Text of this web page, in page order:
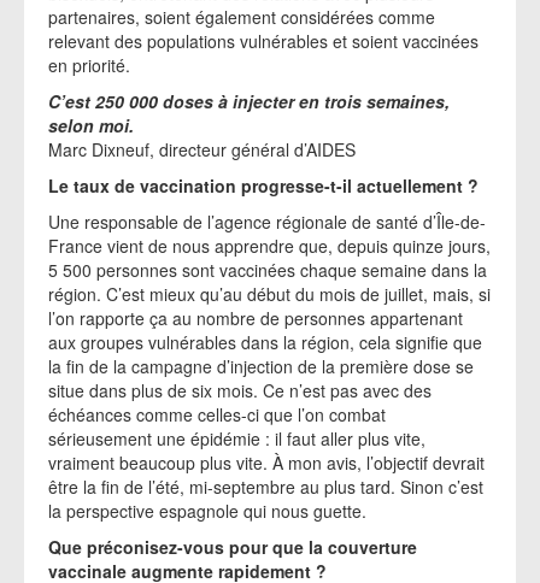
partenaires, soient également considérées comme
relevant des populations vulnérables et soient vaccinées
en priorité.
C’est 250 000 doses à injecter en trois semaines,
selon moi.
Marc Dixneuf, directeur général d’AIDES
Le taux de vaccination progresse-t-il actuellement ?
Une responsable de l’agence régionale de santé d’Île-de-
France vient de nous apprendre que, depuis quinze jours,
5 500 personnes sont vaccinées chaque semaine dans la
région. C’est mieux qu’au début du mois de juillet, mais, si
l’on rapporte ça au nombre de personnes appartenant
aux groupes vulnérables dans la région, cela signifie que
la fin de la campagne d’injection de la première dose se
situe dans plus de six mois. Ce n’est pas avec des
échéances comme celles-ci que l’on combat
sérieusement une épidémie : il faut aller plus vite,
vraiment beaucoup plus vite. À mon avis, l’objectif devrait
être la fin de l’été, mi-septembre au plus tard. Sinon c’est
la perspective espagnole qui nous guette.
Que préconisez-vous pour que la couverture
vaccinale augmente rapidement ?